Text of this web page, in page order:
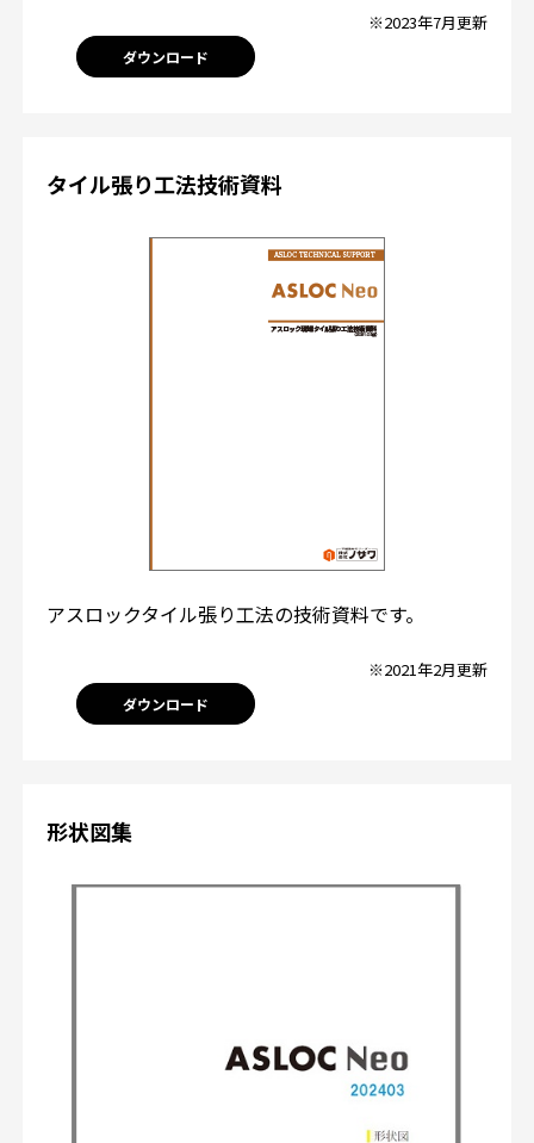
※2023年7月更新
ダウンロード
タイル張り工法技術資料
アスロックタイル張り工法の技術資料です。
※2021年2月更新
ダウンロード
形状図集